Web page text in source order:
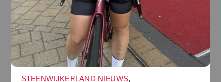
STEENWIJKERLAND NIEUWS,